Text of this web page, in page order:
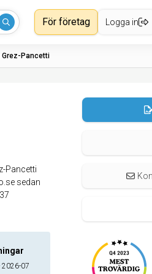
För företag Logga in
Grez-Pancetti
Pancetti
sedan
2026-07